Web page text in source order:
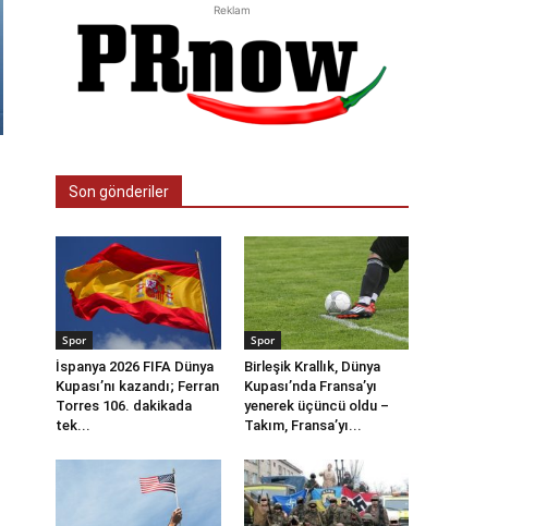
Reklam
Son gönderiler
Spor
İspanya 2026 FIFA Dünya
Kupası’nı kazandı; Ferran
Torres 106. dakikada
tek...
Spor
Birleşik Krallık, Dünya
Kupası’nda Fransa’yı
yenerek üçüncü oldu –
Takım, Fransa’yı...